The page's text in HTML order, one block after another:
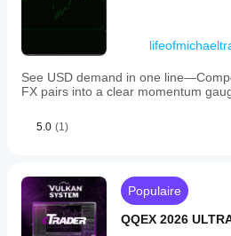
See USD demand in one
FX pairs into a clear momentum
5.0 (1)
Populaire
QQEX 2026